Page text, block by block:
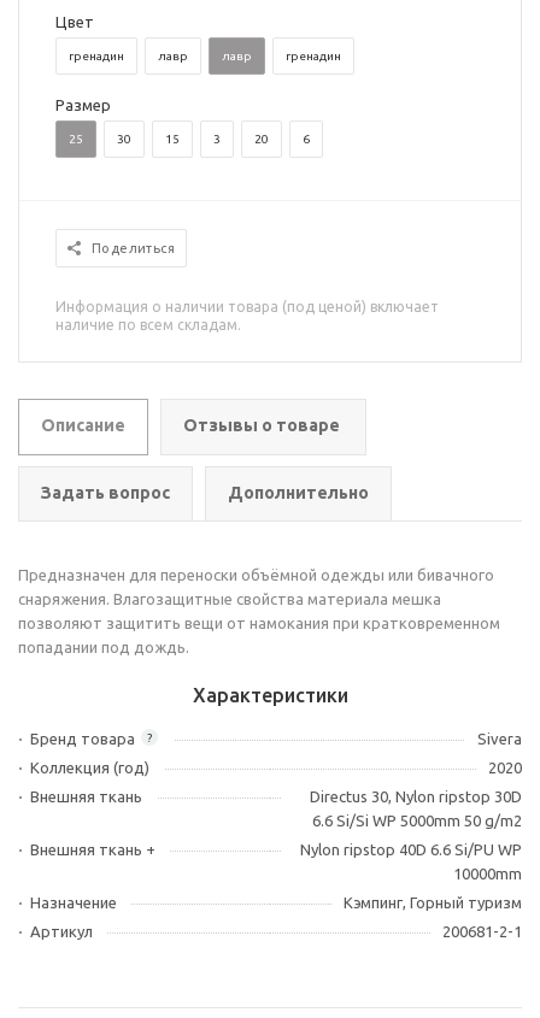
Цвет
гренадин лавр лавр гренадин
Размер
25 30 15 3 20 6
Поделиться
Информация о наличии товара (под ценой) включает
наличие по всем складам.
Описание Отзывы о товаре
Задать вопрос Дополнительно
Предназначен для переноски объёмной одежды или бивачного
снаряжения. Влагозащитные свойства материала мешка
позволяют защитить вещи от намокания при кратковременном
попадании под дождь.
Характеристики
?
Бренд товара
Sivera
Коллекция (год)
2020
Внешняя ткань
Directus 30, Nylon ripstop 30D
6.6 Si/Si WP 5000mm 50 g/m2
Внешняя ткань +
Nylon ripstop 40D 6.6 Si/PU WP
10000mm
Назначение
Кэмпинг, Горный туризм
Артикул
200681-2-1